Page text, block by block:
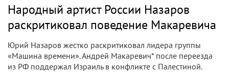
Народный артист России Назаров
раскритиковал поведение Макаревича
Юрий Назаров жестко раскритиковал лидера группы
«Машина времени». Андрей Макаревич* после переезда
из РФ поддержал Израиль в конфликте с Палестиной.